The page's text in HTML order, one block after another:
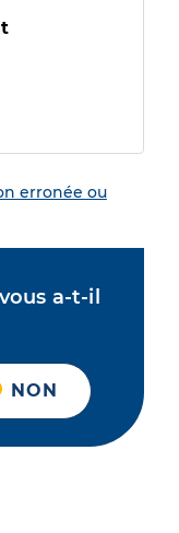
erronée ou
a-t-il
NON